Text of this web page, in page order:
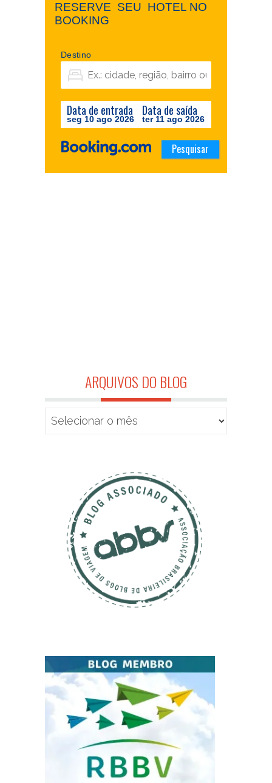
RESERVE ​ ​SEU ​ ​HOTEL NO ​ ​
BOOKING
Destino
Data de entrada
seg 10 ago 2026
Data de saída
ter 11 ago 2026
ARQUIVOS DO BLOG